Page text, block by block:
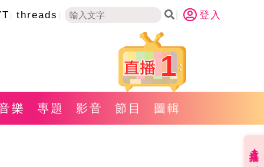
threads 登入
1
樂 專題 影音 節目 圖輯
直播✦活動